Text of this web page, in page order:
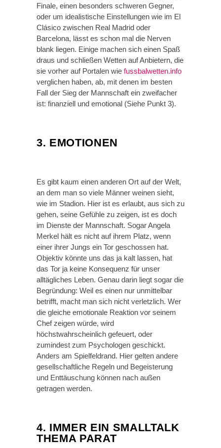
Finale, einen besonders schweren Gegner,
oder um idealistische Einstellungen wie im El
Clásico zwischen Real Madrid oder
Barcelona, lässt es schon mal die Nerven
blank liegen. Einige machen sich einen Spaß
draus und schließen Wetten auf Anbietern, die
sie vorher auf Portalen wie fussbalwetten.info
verglichen haben, ab, mit denen im besten
Fall der Sieg der Mannschaft ein zweifacher
ist: finanziell und emotional (Siehe Punkt 3).
3. EMOTIONEN
Es gibt kaum einen anderen Ort auf der Welt,
an dem man so viele Männer weinen sieht,
wie im Stadion. Hier ist es erlaubt, aus sich zu
gehen, seine Gefühle zu zeigen, ist es doch
im Dienste der Mannschaft. Sogar Angela
Merkel hält es nicht auf ihrem Platz, wenn
einer ihrer Jungs ein Tor geschossen hat.
Objektiv könnte uns das ja kalt lassen, hat
das Tor ja keine Konsequenz für unser
alltägliches Leben. Genau darin liegt sogar die
Begründung: Weil es einen nur unmittelbar
betrifft, macht man sich nicht verletzlich. Wer
die gleiche emotionale Reaktion vor seinem
Chef zeigen würde, wird
höchstwahrscheinlich gefeuert, oder
zumindest zum Psychologen geschickt.
Anders am Spielfeldrand. Hier gelten andere
gesellschaftliche Regeln und Begeisterung
und Enttäuschung können nach außen
getragen werden.
4. IMMER EIN SMALLTALK
THEMA PARAT